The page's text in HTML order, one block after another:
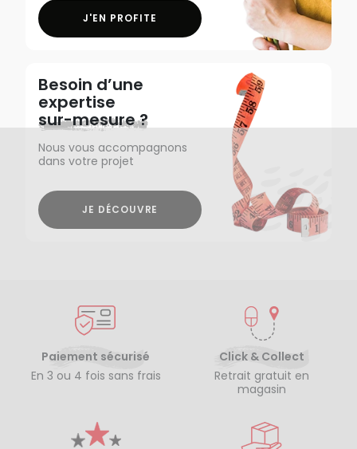
J'EN PROFITE
Besoin d’une
expertise
sur-mesure ?
Nous vous accompagnons
dans votre projet
JE DÉCOUVRE
Paiement sécurisé
En 3 ou 4 fois sans frais
Click & Collect
Retrait gratuit en
magasin